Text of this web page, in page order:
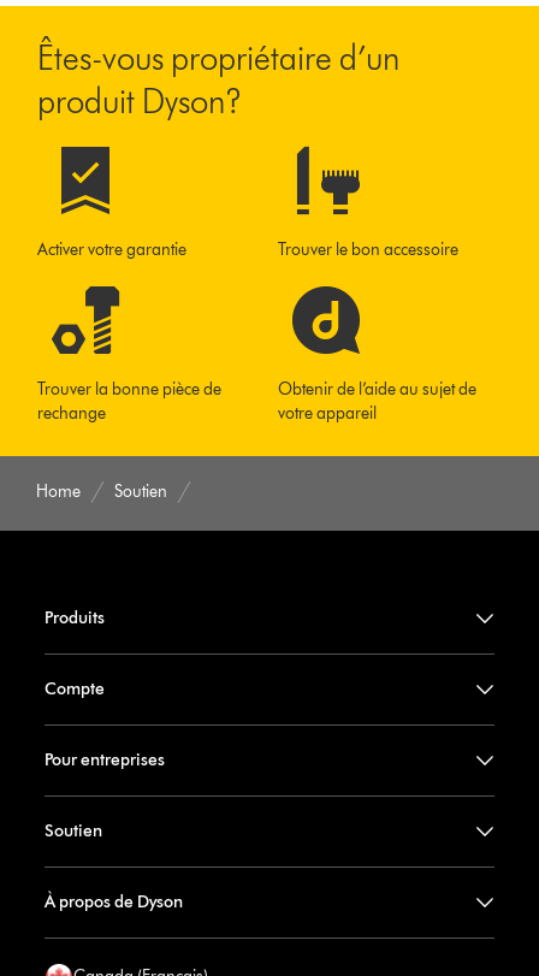
Êtes-vous propriétaire d’un
produit Dyson?
Activer votre garantie Trouver le bon accessoire
Trouver la bonne pièce de
rechange
Obtenir de l’aide au sujet de
votre appareil
Home Soutien
Produits
Compte
Pour entreprises
Soutien
À propos de Dyson